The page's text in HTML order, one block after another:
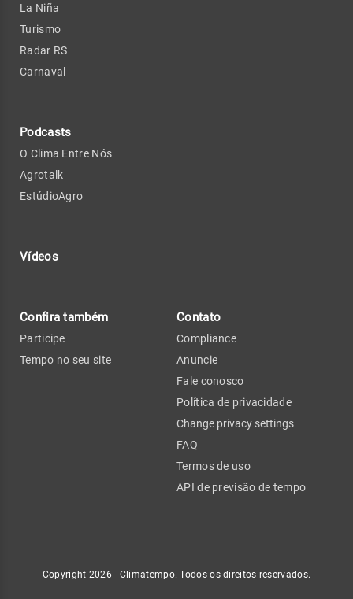
La Niña
Turismo
Radar RS
Carnaval
Podcasts
O Clima Entre Nós
Agrotalk
EstúdioAgro
Vídeos
Confira também
Participe
Tempo no seu site
Contato
Compliance
Anuncie
Fale conosco
Política de privacidade
Change privacy settings
FAQ
Termos de uso
API de previsão de tempo
Copyright 2026 - Climatempo. Todos os direitos reservados.